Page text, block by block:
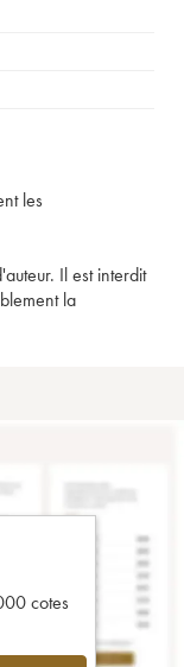
les
Il est interdit
la
cotes